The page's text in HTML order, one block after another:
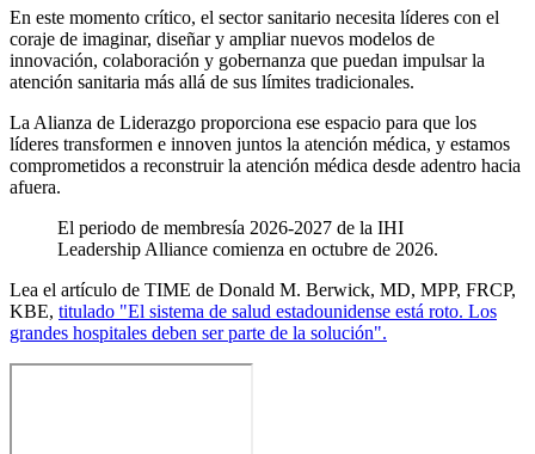
En este momento crítico, el sector sanitario necesita líderes con el
coraje de imaginar, diseñar y ampliar nuevos modelos de
innovación, colaboración y gobernanza que puedan impulsar la
atención sanitaria más allá de sus límites tradicionales.
La Alianza de Liderazgo proporciona ese espacio para que los
líderes transformen e innoven juntos la atención médica, y estamos
comprometidos a reconstruir la atención médica desde adentro hacia
afuera.
El periodo de membresía 2026-2027 de la IHI
Leadership Alliance comienza en octubre de 2026.
Lea el artículo de TIME de Donald M. Berwick, MD, MPP, FRCP,
KBE, titulado "El sistema de salud estadounidense está roto. Los
grandes hospitales deben ser parte de la solución".